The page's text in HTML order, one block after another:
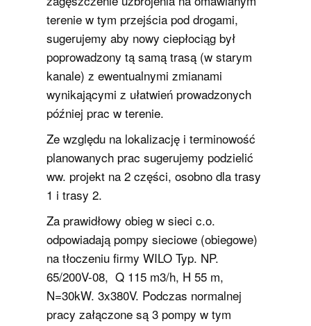
terenie w tym przejścia pod drogami,
sugerujemy aby nowy ciepłociąg był
poprowadzony tą samą trasą (w starym
kanale) z ewentualnymi zmianami
wynikającymi z ułatwień prowadzonych
później prac w terenie.
Ze względu na lokalizację i terminowość
planowanych prac sugerujemy podzielić
ww. projekt na 2 części, osobno dla trasy
1 i trasy 2.
Za prawidłowy obieg w sieci c.o.
odpowiadają pompy sieciowe (obiegowe)
na tłoczeniu firmy WILO Typ. NP.
65/200V-08, Q 115 m3/h, H 55 m,
N=30kW. 3x380V. Podczas normalnej
pracy załączone są 3 pompy w tym